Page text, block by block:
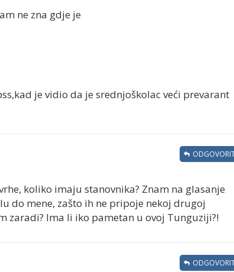
ne zna gdje je
je vidio da je srednjoškolac veći prevarant
koliko imaju stanovnika? Znam na glasanje
do mene, zašto ih ne pripoje nekoj drugoj
zaradi? Ima li iko pametan u ovoj Tunguziji?!